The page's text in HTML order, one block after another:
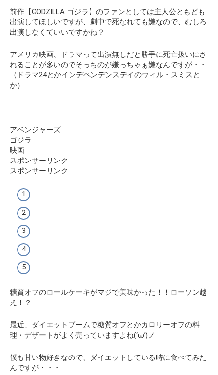
前作【GODZILLA ゴジラ】のファンとしては主人公ともども
出演してほしいですが、劇中で死なれても嫌なので、むしろ
出演しなくていいですかね？
アメリカ映画、ドラマって出演無しだと勝手に死亡扱いにさ
れることが多いのでそっちのが嫌っちゃぁ嫌なんですが・・
（ドラマ24とかインデペンデンスデイのウィル・スミスと
か）
アベンジャーズ
ゴジラ
映画
スポンサーリンク
スポンサーリンク
糖質オフのロールケーキがマジで美味かった！！ローソン越
え！？
最近、ダイエットブームで糖質オフとかカロリーオフの料
理・デザートがよく売っていますよね(‘ω’)ノ
僕も甘い物好きなので、ダイエットしている時に食べてみた
んですが・・・